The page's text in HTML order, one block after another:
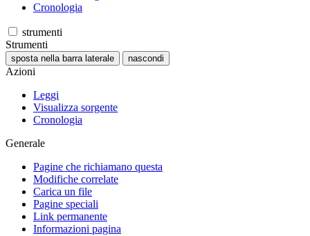
Cronologia
strumenti
Strumenti
sposta nella barra laterale nascondi
Azioni
Leggi
Visualizza sorgente
Cronologia
Generale
Pagine che richiamano questa
Modifiche correlate
Carica un file
Pagine speciali
Link permanente
Informazioni pagina